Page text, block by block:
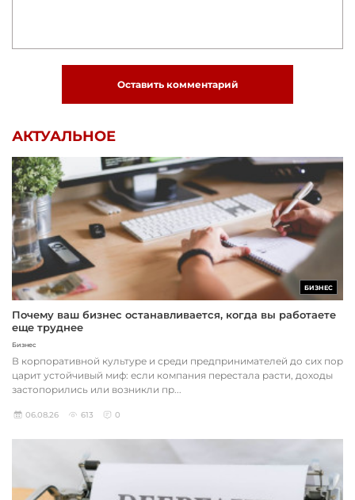
Оставить комментарий
АКТУАЛЬНОЕ
БИЗНЕС
Почему ваш бизнес останавливается, когда вы работаете
еще труднее
Бизнес
В корпоративной культуре и среди предпринимателей до сих пор
царит устойчивый миф: если компания перестала расти, доходы
застопорились или возникли пр...
06.08.26 613 0